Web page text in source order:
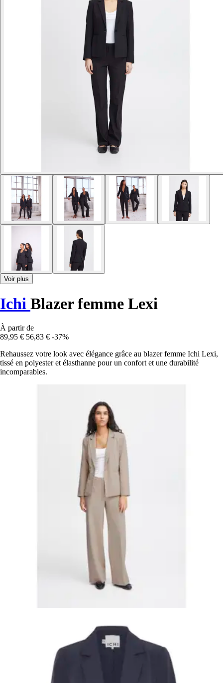
Voir plus
Ichi Blazer femme Lexi
À partir de
89,95 € 56,83 € -37%
Rehaussez votre look avec élégance grâce au blazer femme Ichi Lexi,
tissé en polyester et élasthanne pour un confort et une durabilité
incomparables.